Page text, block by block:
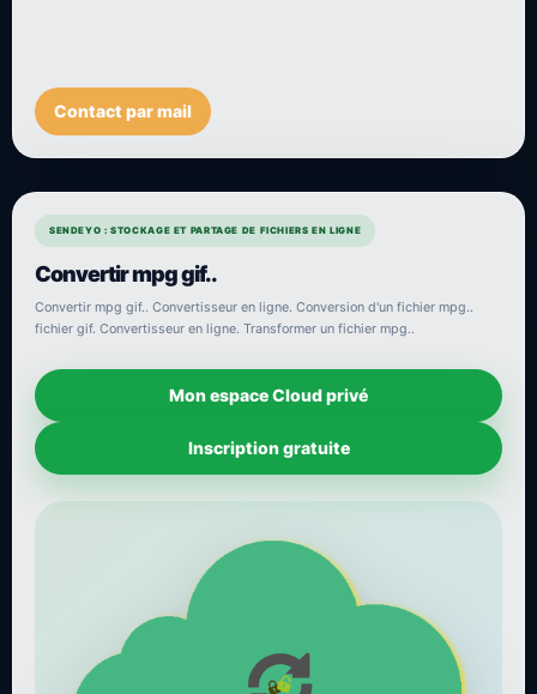
Contact par mail
SENDEYO : STOCKAGE ET PARTAGE DE FICHIERS EN LIGNE
Convertir mpg gif..
Convertir mpg gif.. Convertisseur en ligne. Conversion d'un fichier mpg..
fichier gif. Convertisseur en ligne. Transformer un fichier mpg..
Mon espace Cloud privé
Inscription gratuite